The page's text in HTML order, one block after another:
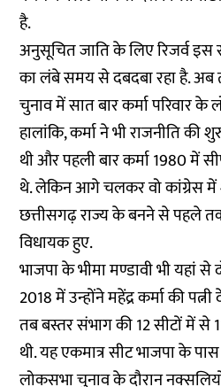
है.
अनुसूचित जाति के लिए रिजर्व इस
का लंबे समय से दबदबा रहा है. अब
चुनाव में सात बार कर्मा परिवार
हालांकि, कर्मा ने भी राजनीति
थी और पहली बार कर्मा 1980 में
थे. लेकिन आगे चलकर वो कांग्रेस में
छत्तीसगढ़ राज्य के बनने से पहले
विधायक हुए.
भाजपा के भीमा मण्डावी भी यहां
2018 में उन्होंने महेंद्र कर्मा की
तब बस्तर संभाग की 12 सीटों में से
थी. यह एकमात्र सीट भाजपा के
लोकसभा चुनाव के दौरान